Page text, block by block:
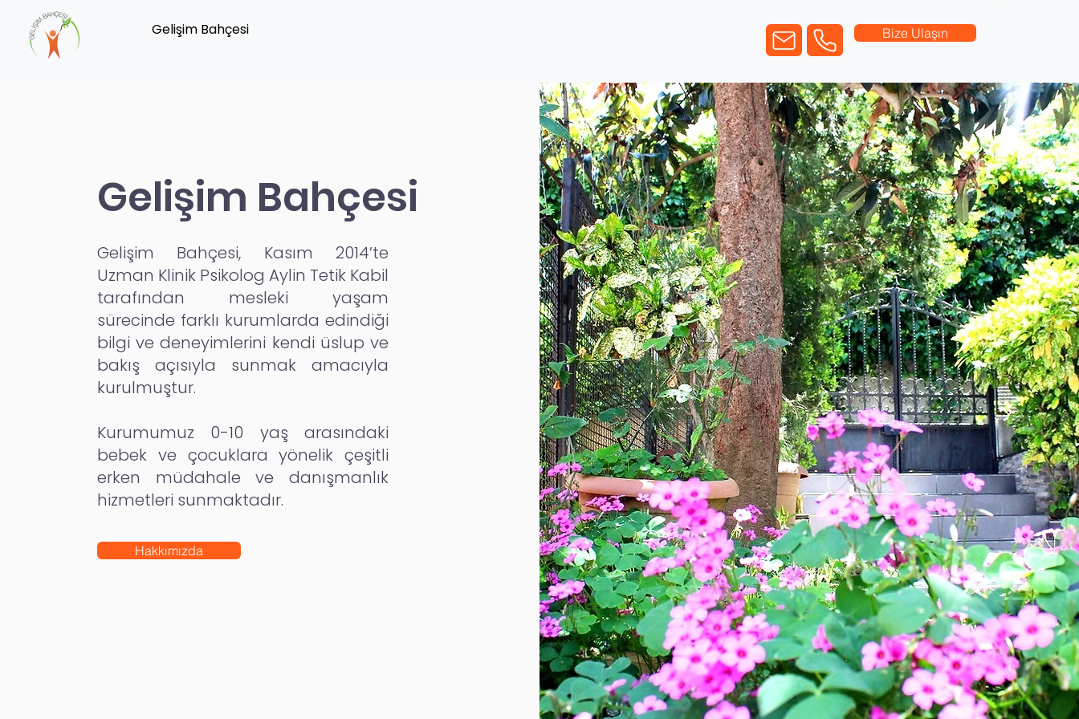
Gelişim Bahçesi Bize Ulaşın
Gelişim Bahçesi
Gelişim Bahçesi, Kasım 2014’te
Uzman Klinik Psikolog Aylin Tetik Kabil
tarafından mesleki yaşam
sürecinde farklı kurumlarda edindiği
bilgi ve deneyimlerini kendi üslup ve
bakış açısıyla sunmak amacıyla
kurulmuştur.
Kurumumuz 0-10 yaş arasındaki
bebek ve çocuklara yönelik çeşitli
erken müdahale ve danışmanlık
hizmetleri sunmaktadır.
Hakkımızda